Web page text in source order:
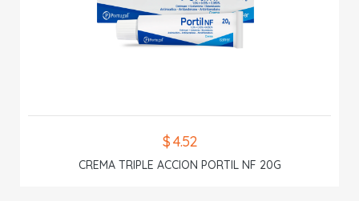
$ 4.52
CREMA TRIPLE ACCION PORTIL NF 20G